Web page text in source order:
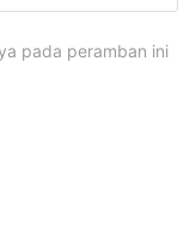
pada peramban ini